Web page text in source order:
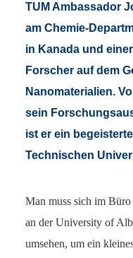
TUM Ambassador
am Chemie-
in Kanada und
Forscher auf dem
Nanomaterialien.
sein
ist er ein
Technischen
Man muss sich im
an der University of
umsehen, um ein